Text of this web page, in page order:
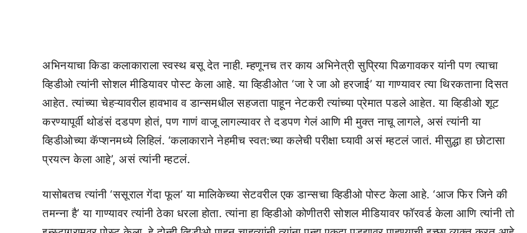
अभिनयाचा किडा कलाकाराला स्वस्थ बसू देत नाही. म्हणूनच तर काय अभिनेत्री सुप्रिया पिळगावकर यांनी पण त्याचा
व्हिडीओ त्यांनी सोशल मीडियावर पोस्ट केला आहे. या व्हिडीओत ‘जा रे जा ओ हरजाई’ या गाण्यावर त्या थिरकताना दिसत
आहेत. त्यांच्या चेहऱ्यावरील हावभाव व डान्समधील सहजता पाहून नेटकरी त्यांच्या प्रेमात पडले आहेत. या व्हिडीओ शूट
करण्यापूर्वी थोडंसं दडपण होतं, पण गाणं वाजू लागल्यावर ते दडपण गेलं आणि मी मुक्त नाचू लागले, असं त्यांनी या
व्हिडीओच्या कॅप्शनमध्ये लिहिलं. ‘कलाकाराने नेहमीच स्वत:च्या कलेची परीक्षा घ्यावी असं म्हटलं जातं. मीसुद्धा हा छोटासा
प्रयत्न केला आहे’, असं त्यांनी म्हटलं.
यासोबतच त्यांनी ‘ससूराल गेंदा फूल’ या मालिकेच्या सेटवरील एक डान्सचा व्हिडीओ पोस्ट केला आहे. ‘आज फिर जिने की
तमन्ना है’ या गाण्यावर त्यांनी ठेका धरला होता. त्यांना हा व्हिडीओ कोणीतरी सोशल मीडियावर फॉरवर्ड केला आणि त्यांनी तो